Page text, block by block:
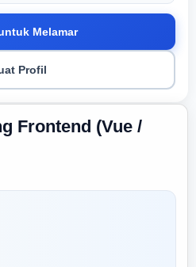
Frontend (Vue /
Melamar
Profil